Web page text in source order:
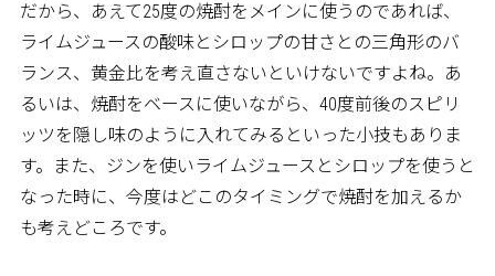
だから、あえて25度の焼酎をメインに使うのであれば、
ライムジュースの酸味とシロップの甘さとの三角形のバ
ランス、黄金比を考え直さないといけないですよね。あ
るいは、焼酎をベースに使いながら、40度前後のスピリ
ッツを隠し味のように入れてみるといった小技もありま
す。また、ジンを使いライムジュースとシロップを使うと
なった時に、今度はどこのタイミングで焼酎を加えるか
も考えどころです。